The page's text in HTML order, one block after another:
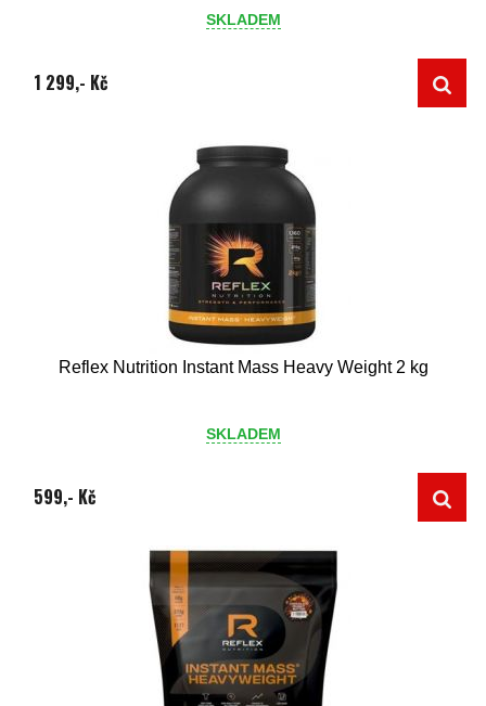
SKLADEM
1 299,- Kč
Reflex Nutrition Instant Mass Heavy Weight 2 kg
SKLADEM
599,- Kč